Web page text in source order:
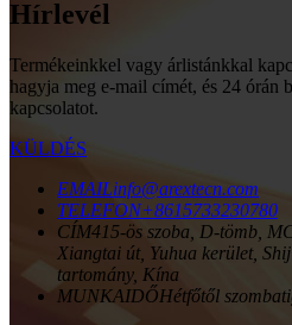
Hírlevél
Termékeinkkel vagy árlistánkkal
hagyja meg e-mail címét, és 24 órán
kapcsolatot.
KÜLDÉS
EMAILinfo@arextecn.com
TELEFON+8615733230780
CÍM415-ös szoba, D-tömb,
Xiangtai út, Yuhua kerület,
tartomány, Kína
MUNKAIDŐHétfőtől